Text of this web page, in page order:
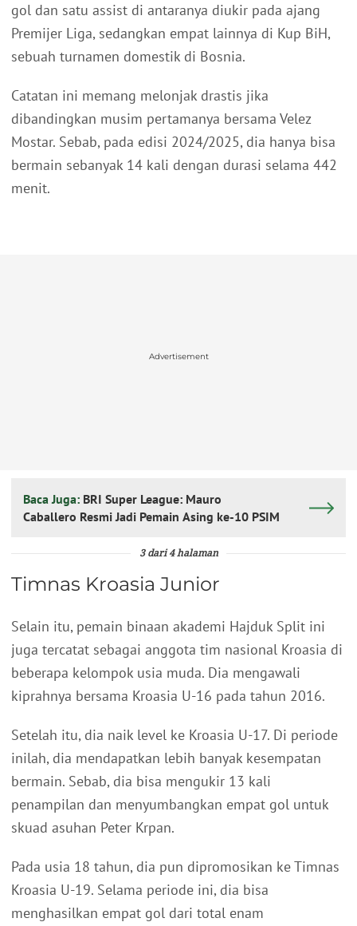
gol dan satu assist di antaranya diukir pada ajang
Premijer Liga, sedangkan empat lainnya di Kup BiH,
sebuah turnamen domestik di Bosnia.
Catatan ini memang melonjak drastis jika
dibandingkan musim pertamanya bersama Velez
Mostar. Sebab, pada edisi 2024/2025, dia hanya bisa
bermain sebanyak 14 kali dengan durasi selama 442
menit.
Advertisement
Baca Juga: BRI Super League: Mauro
Caballero Resmi Jadi Pemain Asing ke-10 PSIM
3 dari 4 halaman
Timnas Kroasia Junior
Selain itu, pemain binaan akademi Hajduk Split ini
juga tercatat sebagai anggota tim nasional Kroasia di
beberapa kelompok usia muda. Dia mengawali
kiprahnya bersama Kroasia U-16 pada tahun 2016.
Setelah itu, dia naik level ke Kroasia U-17. Di periode
inilah, dia mendapatkan lebih banyak kesempatan
bermain. Sebab, dia bisa mengukir 13 kali
penampilan dan menyumbangkan empat gol untuk
skuad asuhan Peter Krpan.
Pada usia 18 tahun, dia pun dipromosikan ke Timnas
Kroasia U-19. Selama periode ini, dia bisa
menghasilkan empat gol dari total enam